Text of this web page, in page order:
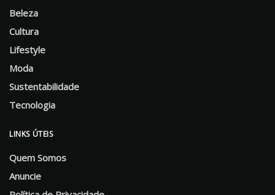
Beleza
Cultura
Lifestyle
Moda
Sustentabilidade
Tecnologia
LINKS ÚTEIS
Quem Somos
Anuncie